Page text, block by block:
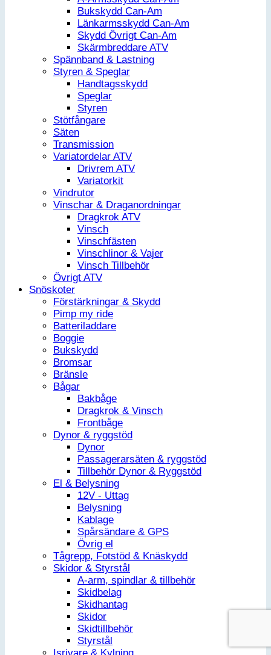
Bukskydd Can-Am
Länkarmsskydd Can-Am
Skydd Övrigt Can-Am
Skärmbreddare ATV
Spännband & Lastning
Styren & Speglar
Handtagsskydd
Speglar
Styren
Stötfångare
Säten
Transmission
Variatordelar ATV
Drivrem ATV
Variatorkit
Vindrutor
Vinschar & Draganordningar
Dragkrok ATV
Vinsch
Vinschfästen
Vinschlinor & Vajer
Vinsch Tillbehör
Övrigt ATV
Snöskoter
Förstärkningar & Skydd
Pimp my ride
Batteriladdare
Boggie
Bukskydd
Bromsar
Bränsle
Bågar
Bakbåge
Dragkrok & Vinsch
Frontbåge
Dynor & ryggstöd
Dynor
Passagerarsäten & ryggstöd
Tillbehör Dynor & Ryggstöd
El & Belysning
12V - Uttag
Belysning
Kablage
Spårsändare & GPS
Övrig el
Tågrepp, Fotstöd & Knäskydd
Skidor & Styrstål
A-arm, spindlar & tillbehör
Skidbelag
Skidhantag
Skidor
Skidtillbehör
Styrstål
Isrivare & Kylning